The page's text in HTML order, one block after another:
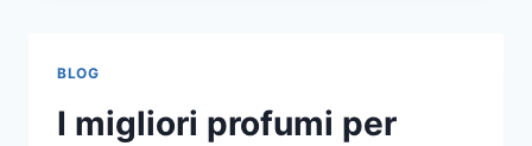
VIDEO
BLOG
I migliori profumi per